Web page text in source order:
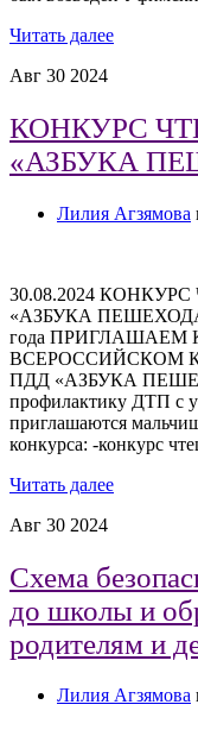
Читать далее
Авг 30 2024
КОНКУРС
«АЗБУКА
Лилия Агзямова
30.08.2024
«АЗБУКА ПЕШЕХОДА С
года
ВСЕРОССИЙСКОМ
ПДД «АЗБУКА
профилактику ДТП с
приглашаются
конкурса: -конкурс
Читать далее
Авг 30 2024
Схема
до школы и
родителям и
Лилия Агзямова